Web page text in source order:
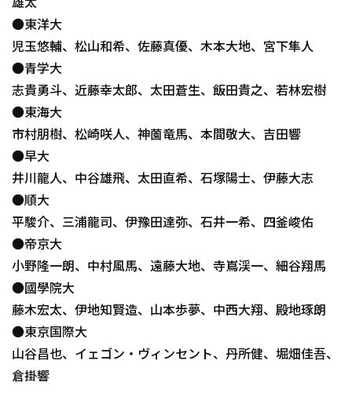
雄太
●東洋大
児玉悠輔、松山和希、佐藤真優、木本大地、宮下隼人
●青学大
志貴勇斗、近藤幸太郎、太田蒼生、飯田貴之、若林宏樹
●東海大
市村朋樹、松崎咲人、神薗竜馬、本間敬大、吉田響
●早大
井川龍人、中谷雄飛、太田直希、石塚陽士、伊藤大志
●順大
平駿介、三浦龍司、伊豫田達弥、石井一希、四釜峻佑
●帝京大
小野隆一朗、中村風馬、遠藤大地、寺嶌渓一、細谷翔馬
●國學院大
藤木宏太、伊地知賢造、山本歩夢、中西大翔、殿地琢朗
●東京国際大
山谷昌也、イェゴン・ヴィンセント、丹所健、堀畑佳吾、
倉掛響